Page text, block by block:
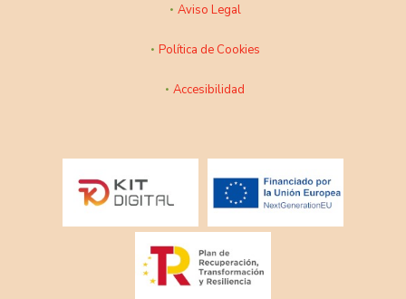
Aviso Legal
Política de Cookies
Accesibilidad